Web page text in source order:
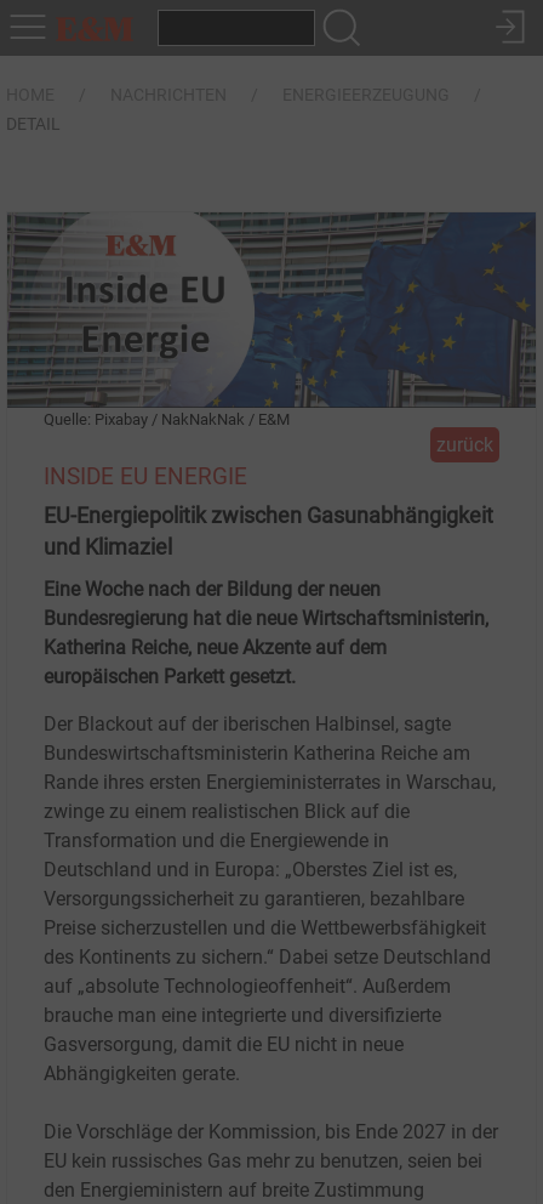
DETAIL
Quelle: Pixabay / NakNakNak / E&M
zurück
INSIDE EU ENERGIE
EU-Energiepolitik zwischen Gasunabhängigkeit
und Klimaziel
Eine Woche nach der Bildung der neuen
Bundesregierung hat die neue Wirtschaftsministerin,
Katherina Reiche, neue Akzente auf dem
europäischen Parkett gesetzt.
Der Blackout auf der iberischen Halbinsel, sagte
Bundeswirtschaftsministerin Katherina Reiche am
Rande ihres ersten Energieministerrates in Warschau,
zwinge zu einem realistischen Blick auf die
Transformation und die Energiewende in
Deutschland und in Europa: „Oberstes Ziel ist es,
Versorgungssicherheit zu garantieren, bezahlbare
Preise sicherzustellen und die Wettbewerbsfähigkeit
des Kontinents zu sichern.“ Dabei setze Deutschland
auf „absolute Technologieoffenheit“. Außerdem
brauche man eine integrierte und diversifizierte
Gasversorgung, damit die EU nicht in neue
Abhängigkeiten gerate.
Die Vorschläge der Kommission, bis Ende 2027 in der
EU kein russisches Gas mehr zu benutzen, seien bei
den Energieministern auf breite Zustimmung